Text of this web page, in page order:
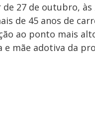
27 de outubro, às
de 45 anos de
ao ponto mais
e mãe adotiva da